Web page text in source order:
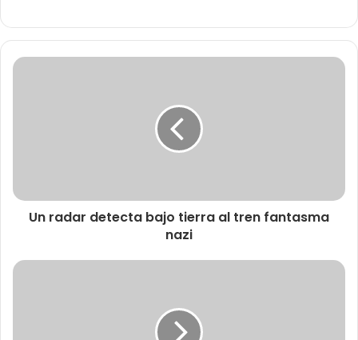
Un radar detecta bajo tierra al tren fantasma
nazi